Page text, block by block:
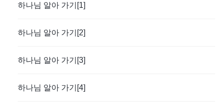
하나님 알아 가기[1]
하나님 알아 가기[2]
하나님 알아 가기[3]
하나님 알아 가기[4]